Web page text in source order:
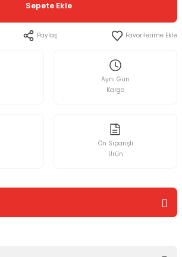
Sepete Ekle
Paylaş
Aynı Gün
Kargo
Ön Siparişli
Ürün